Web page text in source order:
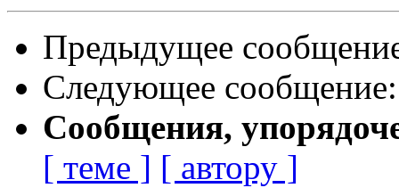
Предыдущее
Следующее
Сообщения,
[ теме ] [ автору ]